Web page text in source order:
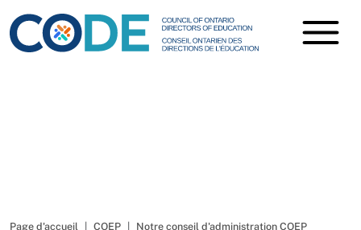
Page d'accueil COEP Notre conseil d'administration COEP